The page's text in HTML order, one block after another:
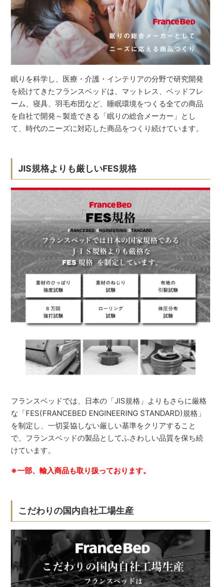
眠りを科学し、医療・介護・インテリアの分野で研究開発
を続けてきたフランスベッドは、マットレス、ベッドフレ
ーム、寝具、羽毛布団など、睡眠環境をつくる全ての商品
を自社で開発～製造できる「眠りの総合メーカー」とし
て、時代のニーズに対応した商品をつくり続けています。
JIS規格よりも厳しいFES規格
フランスベッドでは、日本の「JIS規格」よりもさらに厳格
な「FES(FRANCEBED ENGINEERING STANDARD)規格」
を制定し、一切妥協しない厳しい基準をクリアすること
で、フランスベッドの製品としてふさわしい品質を保ち続
けています。
※一部、輸入商品も取り扱っております。
こだわりの国内自社工場生産